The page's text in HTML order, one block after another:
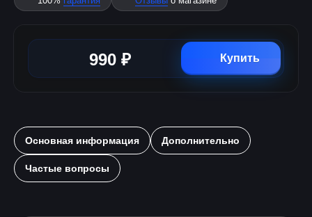
990 ₽ Купить
Основная информация Дополнительно
Частые вопросы